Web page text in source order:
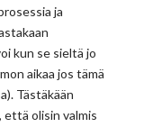
ja
kun se sieltä jo
aikaa jos tämä
Tästäkään
että olisin valmis